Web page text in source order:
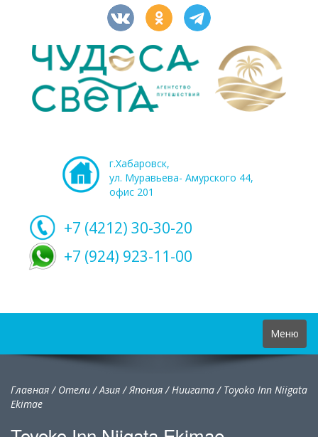
г.Хабаровск,
ул. Муравьева- Амурского 44,
офис 201
+7 (4212) 30-30-20
+7 (924) 923-11-00
Toggle
navigation
Меню
Главная/ Отели/Азия/Япония/Ниигата / Toyoko Inn Niigata
Ekimae